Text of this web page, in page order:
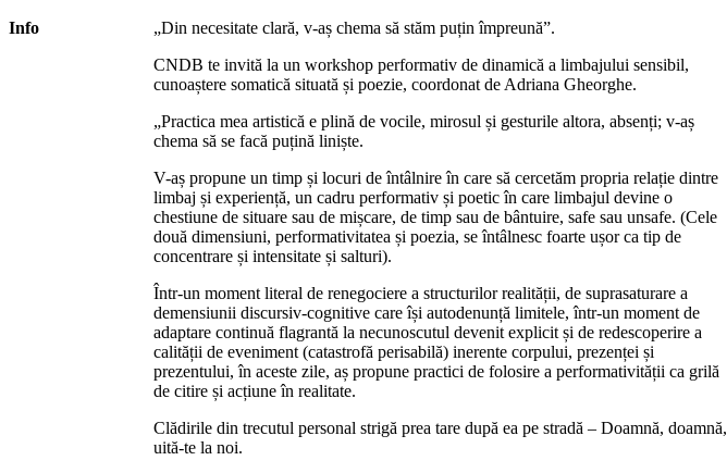
Info
„Din necesitate clară, v-aș chema să stăm puțin împreună”.
CNDB te invită la un workshop performativ de dinamică a limbajului sensibil,
cunoaștere somatică situată și poezie, coordonat de Adriana Gheorghe.
„Practica mea artistică e plină de vocile, mirosul și gesturile altora, absenți; v-aș
chema să se facă puțină liniște.
V-aș propune un timp și locuri de întâlnire în care să cercetăm propria relație dintre
limbaj și experiență, un cadru performativ și poetic în care limbajul devine o
chestiune de situare sau de mișcare, de timp sau de bântuire, safe sau unsafe. (Cele
două dimensiuni, performativitatea și poezia, se întâlnesc foarte ușor ca tip de
concentrare și intensitate și salturi).
Într-un moment literal de renegociere a structurilor realității, de suprasaturare a
demensiunii discursiv-cognitive care își autodenunță limitele, într-un moment de
adaptare continuă flagrantă la necunoscutul devenit explicit și de redescoperire a
calității de eveniment (catastrofă perisabilă) inerente corpului, prezenței și
prezentului, în aceste zile, aș propune practici de folosire a performativității ca grilă
de citire și acțiune în realitate.
Clădirile din trecutul personal strigă prea tare după ea pe stradă – Doamnă, doamnă,
uită-te la noi.